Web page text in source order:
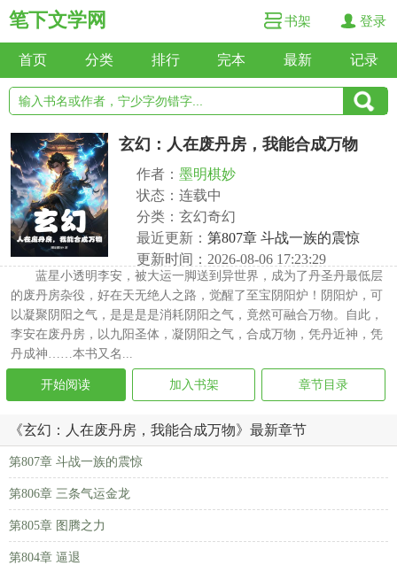
笔下文学网 书架 登录
首页 分类 排行 完本 最新 记录
玄幻：人在废丹房，我能合成万物
作者： 墨明棋妙
状态：连载中
分类：玄幻奇幻
最近更新： 第807章 斗战一族的震惊
更新时间：2026-08-06 17:23:29
蓝星小透明李安，被大运一脚送到异世界，成为了丹圣丹最低层
的废丹房杂役，好在天无绝人之路，觉醒了至宝阴阳炉！阴阳炉，可
以凝聚阴阳之气，是是是是消耗阴阳之气，竟然可融合万物。自此，
李安在废丹房，以九阳圣体，凝阴阳之气，合成万物，凭丹近神，凭
丹成神……本书又名...
开始阅读 加入书架 章节目录
《玄幻：人在废丹房，我能合成万物》最新章节
第807章 斗战一族的震惊
第806章 三条气运金龙
第805章 图腾之力
第804章 逼退